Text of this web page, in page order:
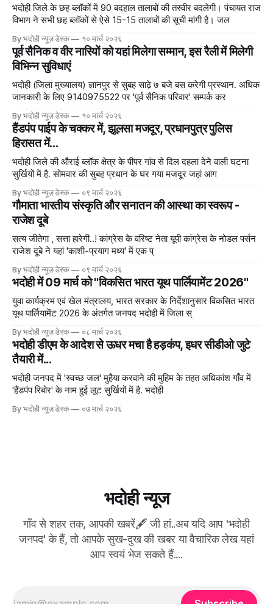
भदोही जिले के छह ब्लॉकों में 90 बदहाल तालाबों की तस्वीर बदलेगी। पंचायत राज
विभाग ने सभी छह ब्लॉकों से ऐसे 15-15 तालाबों की सूची मांगी है। जल
By भदोही न्यूज़ डेस्क १० मार्च २०२६
पूर्व सैनिक व वीर नारियों को यहां मिलेगा सम्मान, इस रैली में मिलेगी
विभिन्न सुविधाएं
भदोही (जिला मुख्यालय) ज्ञानपुर से सुबह साढ़े ७ बजे बस करेगी प्रस्थान. अधिक
जानकारी के लिए 9140975522 पर 'पूर्व सैनिक परिवार' सम्पर्क कर
By भदोही न्यूज़ डेस्क १० मार्च २०२६
हैंडपंप पाईप के चक्कर में, झूलसा मजदूर, प्रधानपुत्र पुलिस
हिरासत में...
भदोही जिले की औराई ब्लॉक क्षेत्र के पीपर गांव से दिल दहला देने वाली घटना
सुर्खियों में है. सोमवार की सुबह प्रधान के घर गया मजदूर जहां आग
By भदोही न्यूज़ डेस्क ०९ मार्च २०२६
गौमाता भारतीय संस्कृति और सनातन की आस्था का स्वरूप -
राजेश दूबे
सत्य जीतेगा , सत्ता हारेगी..! कांग्रेस के वरिष्ट नेता यूपी कांग्रेस के नोडल पर्सन
राजेश दूबे ने यहां 'काशी-प्रयाग मध्य' में एक प्
By भदोही न्यूज़ डेस्क ०९ मार्च २०२६
भदोही में 09 मार्च को "विकसित भारत यूथ पार्लियामेंट 2026"
युवा कार्यक्रम एवं खेल मंत्रालय, भारत सरकार के निर्देशानुसार विकसित भारत
यूथ पार्लियामेंट 2026 के अंतर्गत जनपद भदोही में जिला स्
By भदोही न्यूज़ डेस्क ०८ मार्च २०२६
भदोही डीएम के आदेश से ऊधर मचा है हड़कंप, इधर सीडीओ जुटे
तैयारी में...
भदोही जनपद में 'स्वच्छ जल' मुहैया करवाने की मुहिम के तहत अधिकांश गाँव में
'हैंडपंप रिबोर' के नाम हुई लूट सुर्खियों में है. भदोही
By भदोही न्यूज़ डेस्क ०७ मार्च २०२६
भदोही न्यूज
गाँव से शहर तक, आपकी खबरें🖋 जी हां..अब यदि आप 'भदोही
जनपद' के हैं, तो आपके सुख-दुख की खबर या वैचारिक लेख यहां
आप स्वयं भेज सकते हैं....